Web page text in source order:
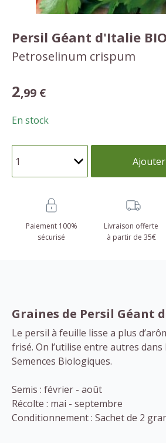
Persil Géant d'Italie BIO
Petroselinum crispum
2,99 €
En stock
Paiement 100%
sécurisé
Livraison offerte
à partir de 35€
Graines de Persil Géant
Le persil à feuille lisse a plus
frisé. On l’utilise entre autres
Semences Biologiques.
Semis : février - août
Récolte : mai - septembre
Conditionnement : Sachet de 2